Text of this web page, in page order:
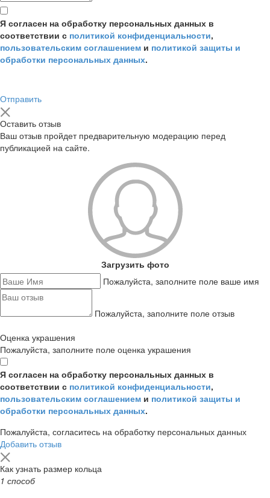
Я согласен на обработку персональных данных в
соответствии с политикой конфиденциальности,
пользовательским соглашением и политикой защиты и
обработки персональных данных.
Отправить
Оставить отзыв
Ваш отзыв пройдет предварительную модерацию перед
публикацией на сайте.
Загрузить фото
Пожалуйста, заполните поле ваше имя
Пожалуйста, заполните поле отзыв
Оценка украшения
Пожалуйста, заполните поле оценка украшения
Я согласен на обработку персональных данных в
соответствии с политикой конфиденциальности,
пользовательским соглашением и политикой защиты и
обработки персональных данных.
Пожалуйста, согласитесь на обработку персональных данных
Добавить отзыв
Как узнать размер кольца
1 способ